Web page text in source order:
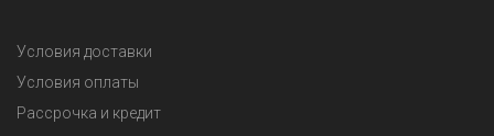
Условия доставки
Условия оплаты
Рассрочка и кредит